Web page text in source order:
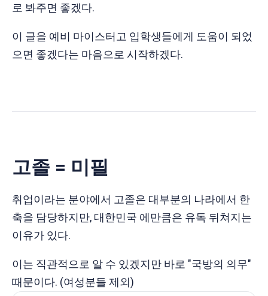
로 봐주면 좋겠다.
이 글을 예비 마이스터고 입학생들에게 도움이 되었
으면 좋겠다는 마음으로 시작하겠다.
고졸 = 미필
취업이라는 분야에서 고졸은 대부분의 나라에서 한
축을 담당하지만, 대한민국 에만큼은 유독 뒤쳐지는
이유가 있다.
이는 직관적으로 알 수 있겠지만 바로 "국방의 의무"
때문이다. (여성분들 제외)